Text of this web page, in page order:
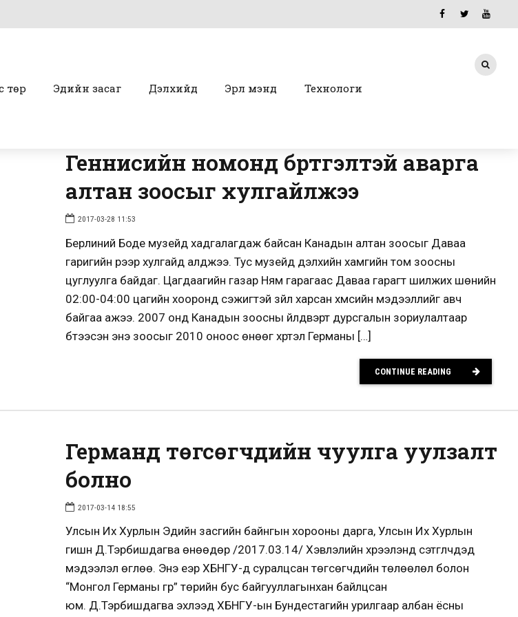
төр Эдийн засаг Дэлхийд Эрүүл мэнд Технологи
Геннисийн номонд бүртгэлтэй аварга
алтан зоосыг хулгайлжээ
2017-03-28 11:53
Берлиний Боде музейд хадгалагдаж байсан Канадын алтан зоосыг Даваа
гаригийн үүрээр хулгайд алджээ. Тус музейд дэлхийн хамгийн том зоосны
цуглуулга байдаг. Цагдаагийн газар Ням гарагаас Даваа гарагт шилжих шөнийн
02:00-04:00 цагийн хооронд сэжигтэй зүйл харсан хүмүүсийн мэдээллийг авч
байгаа ажээ. 2007 онд Канадын зоосны үйлдвэрт дурсгалын зориулалтаар
бүтээсэн энэ зоосыг 2010 оноос өнөөг хүртэл Германы […]
CONTINUE READING
Германд төгсөгчдийн чуулга уулзалт
болно
2017-03-14 18:55
Улсын Их Хурлын Эдийн засгийн байнгын хорооны дарга, Улсын Их Хурлын
гишүүн Д.Тэрбишдагва өнөөдөр /2017.03.14/ Хэвлэлийн хүрээлэнд сэтгүүлчдэд
мэдээлэл өглөө. Энэ үеэр ХБНГУ-д суралцсан төгсөгчдийн төлөөлөл болон
“Монгол Германы гүүр” төрийн бус байгууллагынхан байлцсан
юм. Д.Тэрбишдагва эхлээд ХБНГУ-ын Бундестагийн урилгаар албан ёсны